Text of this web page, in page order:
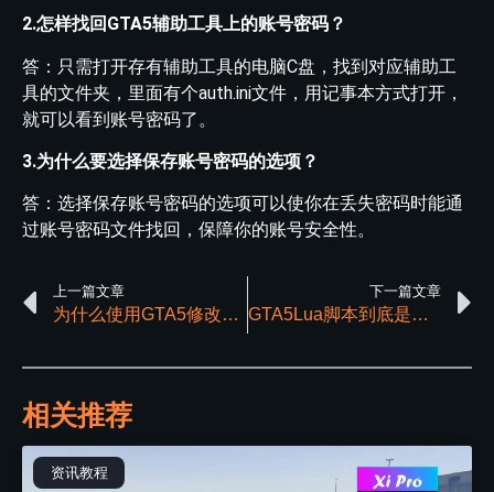
2.怎样找回GTA5辅助工具上的账号密码？
答：只需打开存有辅助工具的电脑C盘，找到对应辅助工
具的文件夹，里面有个auth.ini文件，用记事本方式打开，
就可以看到账号密码了。
3.为什么要选择保存账号密码的选项？
答：选择保存账号密码的选项可以使你在丢失密码时能通
过账号密码文件找回，保障你的账号安全性。
上一篇文章
为什么使用GTA5修改器时后台有个命令提示符窗口？
下一篇文章
GTA5Lua脚本到底是干什么用的
相关推荐
资讯教程